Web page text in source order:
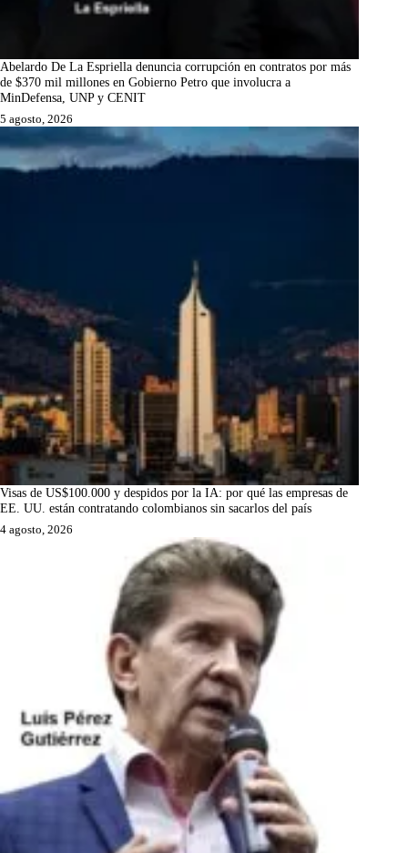
Abelardo De La Espriella denuncia corrupción en contratos por más
de $370 mil millones en Gobierno Petro que involucra a
MinDefensa, UNP y CENIT
5 agosto, 2026
Visas de US$100.000 y despidos por la IA: por qué las empresas de
EE. UU. están contratando colombianos sin sacarlos del país
4 agosto, 2026